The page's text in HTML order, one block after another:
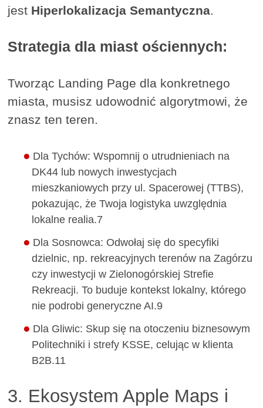
jest Hiperlokalizacja Semantyczna.
Strategia dla miast ościennych:
Tworząc Landing Page dla konkretnego
miasta, musisz udowodnić algorytmowi, że
znasz ten teren.
Dla Tychów: Wspomnij o utrudnieniach na
DK44 lub nowych inwestycjach
mieszkaniowych przy ul. Spacerowej (TTBS),
pokazując, że Twoja logistyka uwzględnia
lokalne realia.7
Dla Sosnowca: Odwołaj się do specyfiki
dzielnic, np. rekreacyjnych terenów na Zagórzu
czy inwestycji w Zielonogórskiej Strefie
Rekreacji. To buduje kontekst lokalny, którego
nie podrobi generyczne AI.9
Dla Gliwic: Skup się na otoczeniu biznesowym
Politechniki i strefy KSSE, celując w klienta
B2B.11
3. Ekosystem Apple Maps i